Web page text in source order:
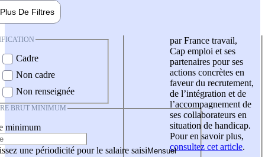
Plus De Filtres
Cadre
Non cadre
Non renseignée
BRUT MINIMUM
minimum
une périodicité pour le salaire saisi
par France travail,
Cap emploi et ses
partenaires pour ses
actions concrètes en
faveur du recrutement,
de l’intégration et de
l’accompagnement de
ses collaborateurs en
situation de handicap.
Pour en savoir plus,
consultez cet article.